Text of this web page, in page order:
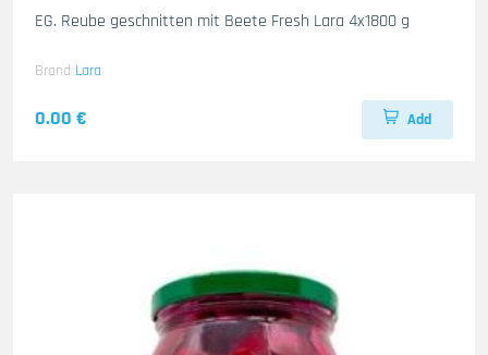
EG. Reube geschnitten mit Beete Fresh Lara 4x1800 g
Brand Lara
0.00 € Add